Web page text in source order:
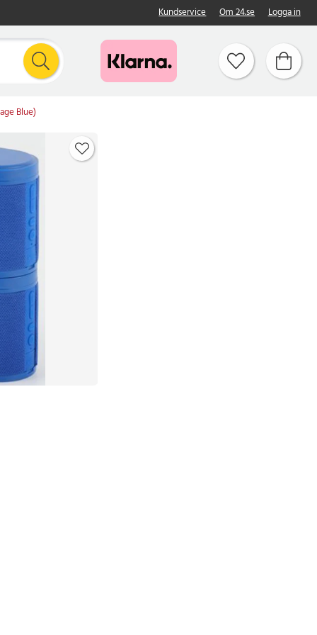
Kundservice Om 24.se Logga in
Blue)